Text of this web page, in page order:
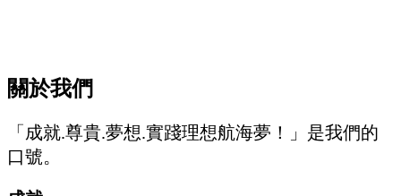
關於我們
「成就.尊貴.夢想.實踐理想航海夢！」是我們的
口號。